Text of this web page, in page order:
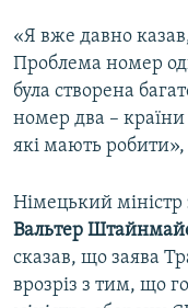
«Я вже давно
Проблема номер
була створена
номер два – країни
які мають робити»,
Німецький
Вальтер
сказав, що заява
врозріз з тим, що